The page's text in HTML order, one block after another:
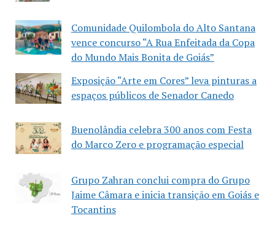
Comunidade Quilombola do Alto Santana
vence concurso “A Rua Enfeitada da Copa
do Mundo Mais Bonita de Goiás”
Exposição “Arte em Cores” leva pinturas a
espaços públicos de Senador Canedo
Buenolândia celebra 300 anos com Festa
do Marco Zero e programação especial
Grupo Zahran conclui compra do Grupo
Jaime Câmara e inicia transição em Goiás e
Tocantins